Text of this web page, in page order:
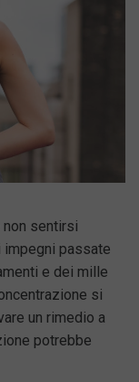
sentirsi
passate
e dei mille
si
un rimedio a
potrebbe